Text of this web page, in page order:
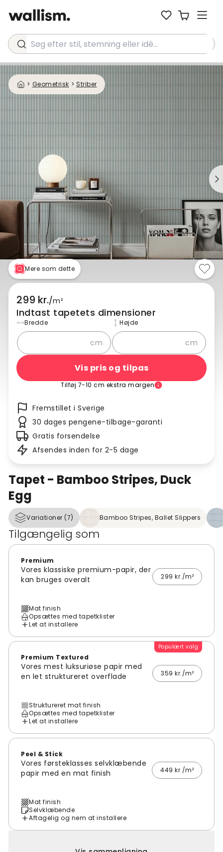
Søg efter stil, stemning eller idé...
> Geometrisk > Striber
Tapet - Bamboo Stripes, Duck
Egg
Variationer (7) Bamboo Stripes, Ballet Slippers
Tilgængelig som
Premium
Vores klassiske premium-papir, der
kan bruges overalt
299 kr./m²
Mat finish
Opsættes med tapetklister
Let at installere
Populært valg
Premium Textured
Vores mest luksuriøse papir med
en let struktureret overflade
359 kr./m²
Struktureret mat finish
Opsættes med tapetklister
Let at installere
Peel & Stick
Vores førsteklasses selvklæbende
papir med en mat finish
449 kr./m²
Mat finish
Selvklæbende
Aftagelig og nem at installere
Mere som dette
299 kr./m²
Indtast tapetets dimensioner
Bredde
cm
Højde
cm
Vis pris og tilpas
Tilføj 7-10 cm ekstra margen
Fremstillet i Sverige
30 dages pengene-tilbage-garanti
Gratis forsendelse
Afsendes inden for 2-5 dage